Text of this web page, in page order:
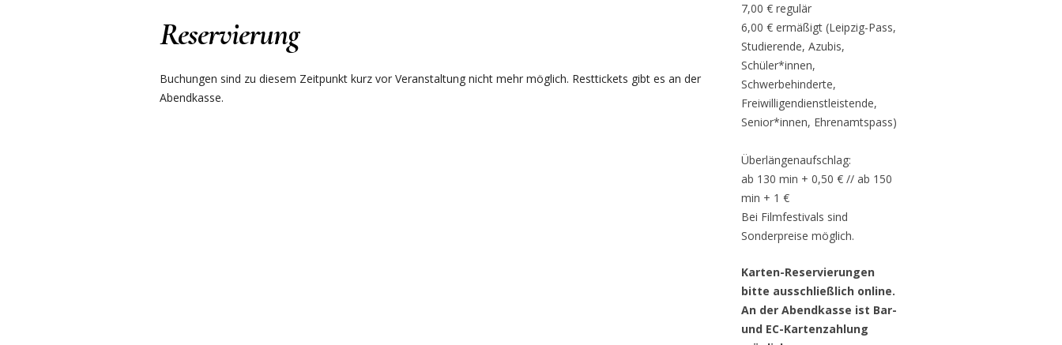
Reservierung
Buchungen sind zu diesem Zeitpunkt kurz vor Veranstaltung nicht mehr möglich. Resttickets gibt es an der
Abendkasse.
7,00 € regulär
6,00 € ermäßigt (Leipzig-Pass,
Studierende, Azubis,
Schüler*innen,
Schwerbehinderte,
Freiwilligendienstleistende,
Senior*innen, Ehrenamtspass)
Überlängenaufschlag:
ab 130 min + 0,50 € // ab 150
min + 1 €
Bei Filmfestivals sind
Sonderpreise möglich.
Karten-Reservierungen
bitte ausschließlich online.
An der Abendkasse ist Bar-
und EC-Kartenzahlung